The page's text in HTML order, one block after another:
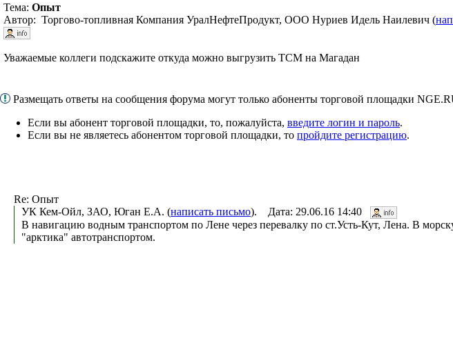
Тема: Опыт
Автор: Торгово-топливная Компания УралНефтеПродукт, ООО Нуриев Идель Наилевич (
Уважаемые коллеги подскажите откуда можно выгрузить ТСМ на Магадан
Размещать ответы на сообщения форума могут только абоненты торговой площадки
Если вы абонент торговой площадки, то, пожалуйста, введите логин и пароль.
Если вы не являетесь абонентом торговой площадки, то пройдите регистрацию.
Re: Опыт
УК Кем-Ойл, ЗАО, Юган Е.А. (написать письмо). Дата: 29.06.16 14:40
В навигацию водным транспортом по Лене через перевалку по ст.Усть-Кут, Лена. В
"арктика" автотранспортом.